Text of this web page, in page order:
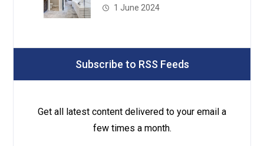
1 June 2024
Subscribe to RSS Feeds
Get all latest content delivered to your email a
few times a month.